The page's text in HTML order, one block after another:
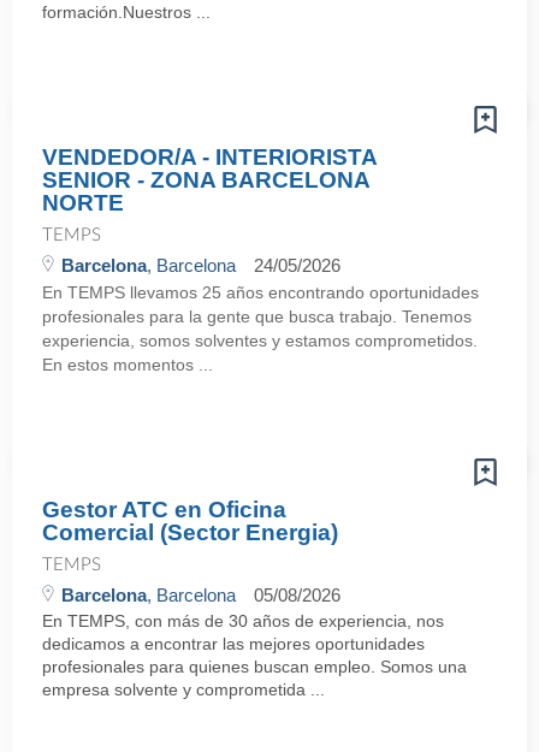
formación.Nuestros ...
VENDEDOR/A - INTERIORISTA
SENIOR - ZONA BARCELONA
NORTE
TEMPS
Barcelona, Barcelona 24/05/2026
En TEMPS llevamos 25 años encontrando oportunidades
profesionales para la gente que busca trabajo. Tenemos
experiencia, somos solventes y estamos comprometidos.
En estos momentos ...
Gestor ATC en Oficina
Comercial (Sector Energia)
TEMPS
Barcelona, Barcelona 05/08/2026
En TEMPS, con más de 30 años de experiencia, nos
dedicamos a encontrar las mejores oportunidades
profesionales para quienes buscan empleo. Somos una
empresa solvente y comprometida ...